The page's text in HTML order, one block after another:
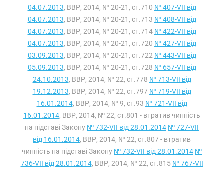
04.07.2013, ВВР, 2014, № 20-21, ст.710 № 407-VII від
04.07.2013, ВВР, 2014, № 20-21, ст.713 № 408-VII від
04.07.2013, ВВР, 2014, № 20-21, ст.714 № 422-VII від
04.07.2013, ВВР, 2014, № 20-21, ст.720 № 427-VII від
03.09.2013, ВВР, 2014, № 20-21, ст.722 № 443-VII від
05.09.2013, ВВР, 2014, № 20-21, ст.728 № 657-VII від
24.10.2013, ВВР, 2014, № 22, ст.778 № 713-VII від
19.12.2013, ВВР, 2014, № 22, ст.797 № 719-VII від
16.01.2014, ВВР, 2014, № 9, ст.93 № 721-VII від
16.01.2014, ВВР, 2014, № 22, ст.801 - втратив чинність
на підставі Закону № 732-VII від 28.01.2014 № 727-VII
від 16.01.2014, ВВР, 2014, № 22, ст.807 - втратив
чинність на підставі Закону № 732-VII від 28.01.2014 №
736-VII від 28.01.2014, ВВР, 2014, № 22, ст.815 № 767-VII